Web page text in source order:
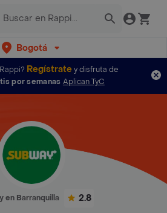
Bogotá
Regístratey disfruta de
por semanas Aplican TyC
en Barranquilla 2.8